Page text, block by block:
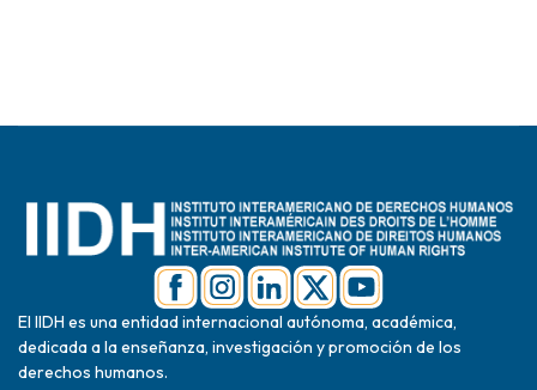
El IIDH es una entidad internacional autónoma, académica,
dedicada a la enseñanza, investigación y promoción de los
derechos humanos.